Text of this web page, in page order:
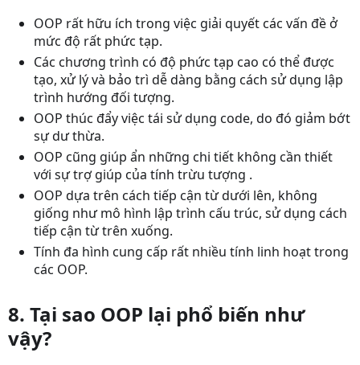
OOP rất hữu ích trong việc giải quyết các vấn đề ở
mức độ rất phức tạp.
Các chương trình có độ phức tạp cao có thể được
tạo, xử lý và bảo trì dễ dàng bằng cách sử dụng lập
trình hướng đối tượng.
OOP thúc đẩy việc tái sử dụng code, do đó giảm bớt
sự dư thừa.
OOP cũng giúp ẩn những chi tiết không cần thiết
với sự trợ giúp của tính trừu tượng .
OOP dựa trên cách tiếp cận từ dưới lên, không
giống như mô hình lập trình cấu trúc, sử dụng cách
tiếp cận từ trên xuống.
Tính đa hình cung cấp rất nhiều tính linh hoạt trong
các OOP.
8. Tại sao OOP lại phổ biến như
vậy?